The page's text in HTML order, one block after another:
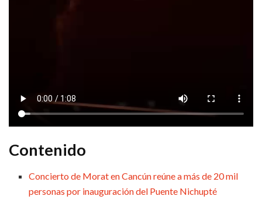
Contenido
Concierto de Morat en Cancún reúne a más de 20 mil
personas por inauguración del Puente Nichupté